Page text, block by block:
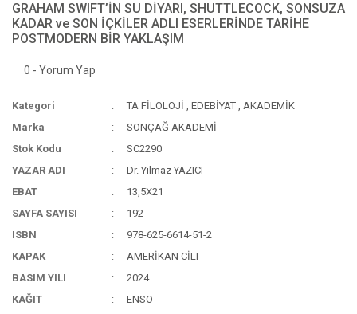
GRAHAM SWIFT’İN SU DİYARI, SHUTTLECOCK, SONSUZA
KADAR ve SON İÇKİLER ADLI ESERLERİNDE TARİHE
POSTMODERN BİR YAKLAŞIM
0 - Yorum Yap
Kategori TA FİLOLOJİ ,EDEBİYAT ,AKADEMİK
Marka
SONÇAĞ AKADEMİ
Stok Kodu
SC2290
YAZAR ADI
Dr. Yılmaz YAZICI
EBAT
13,5X21
SAYFA SAYISI
192
ISBN
978-625-6614-51-2
KAPAK
AMERİKAN CİLT
BASIM YILI
2024
KAĞIT
ENSO